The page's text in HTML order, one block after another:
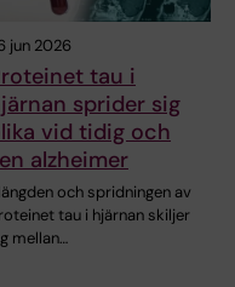
jun 2026
tau i
sprider sig
vid tidig och
alzheimer
och spridningen av
tau i hjärnan skiljer
mellan…